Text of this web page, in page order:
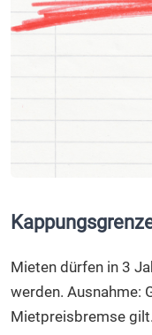
Mieten dürfen in 3
werden. Ausnahme:
Mietpreisbremse gilt.